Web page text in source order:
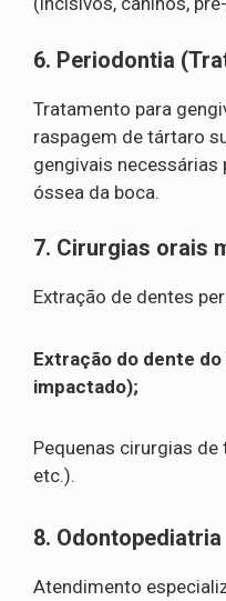
6. Periodontia
Tratamento para
raspagem de tártaro
gengivais necessárias
óssea da boca.
7. Cirurgias orais
Extração de dentes
Extração do dente
impactado);
Pequenas cirurgias
etc.).
8. Odontopediatria
Atendimento